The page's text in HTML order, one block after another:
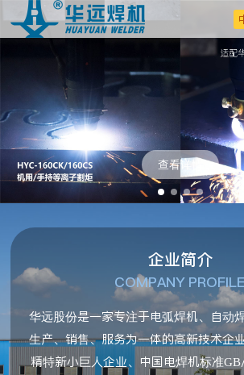
查看详情
企业简介
COMPANY PROFILE
华远股份是一家专注于电弧焊机、自动
生产、销售、服务为一体的高新技术企
精特新小巨人企业、中国电焊机标准